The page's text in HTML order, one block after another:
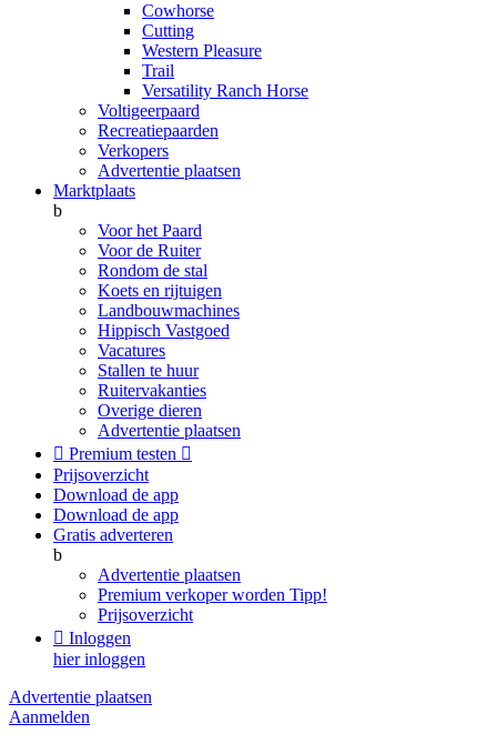
Cowhorse
Cutting
Western Pleasure
Trail
Versatility Ranch Horse
Voltigeerpaard
Recreatiepaarden
Verkopers
Advertentie plaatsen
Marktplaats
b
Voor het Paard
Voor de Ruiter
Rondom de stal
Koets en rijtuigen
Landbouwmachines
Hippisch Vastgoed
Vacatures
Stallen te huur
Ruitervakanties
Overige dieren
Advertentie plaatsen
 Premium testen 
Prijsoverzicht
Download de app
Download de app
Gratis adverteren
b
Advertentie plaatsen
Premium verkoper worden Tipp!
Prijsoverzicht
 Inloggen
hier inloggen
Advertentie plaatsen
Aanmelden